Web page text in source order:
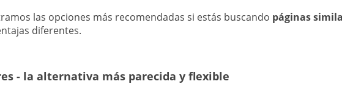
las opciones más recomendadas si estás buscando páginas
diferentes.
- la alternativa más parecida y flexible